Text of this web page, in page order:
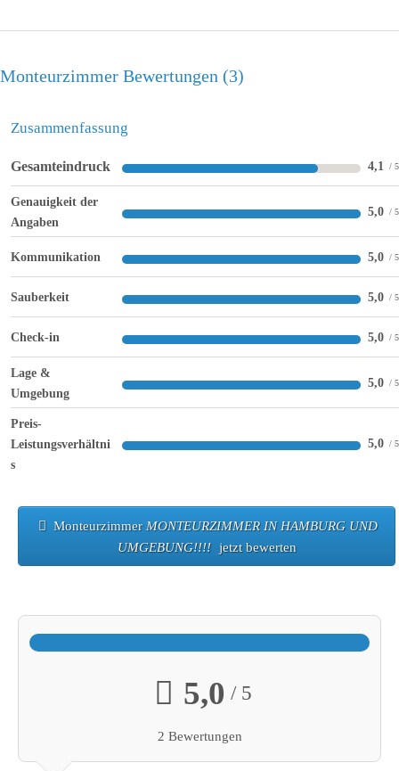
Monteurzimmer Bewertungen 3
Zusammenfassung
Gesamteindruck 4,1
Genauigkeit der
Angaben
5,0
Kommunikation 5,0
Sauberkeit 5,0
Check-in 5,0
Lage &
Umgebung
5,0
Preis-
Leistungsverhältni
s
5,0
MonteurzimmerMONTEURZIMMER IN HAMBURG UND
UMGEBUNG!!!! jetzt bewerten
5,0 / 5
2 Bewertungen